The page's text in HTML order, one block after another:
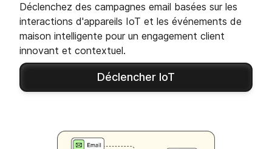
Déclenchez des campagnes email basées sur les
interactions d'appareils IoT et les événements de
maison intelligente pour un engagement client
innovant et contextuel.
Déclencher IoT